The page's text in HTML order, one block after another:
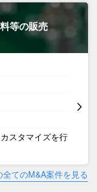
等の販売
スタマイズを行
てのM&A案件を見る